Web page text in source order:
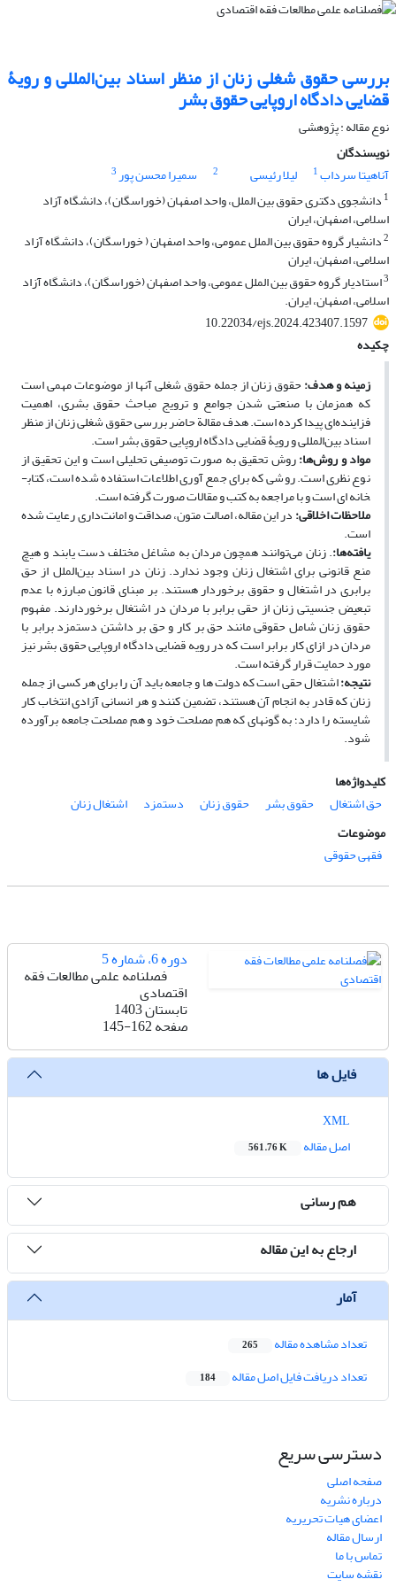
بررسی حقوق شغلی زنان از منظر اسناد بین‌المللی و رویۀ
قضایی دادگاه اروپایی حقوق بشر
نوع مقاله : پژوهشی
نویسندگان
آناهیتا سرداب1 لیلا رئیسی 2 سمیرا محسن پور3
1 دانشجوی دکتری حقوق بین الملل، واحد اصفهان (خوراسگان)، دانشگاه آزاد
اسلامی، اصفهان، ایران
2دانشیار گروه حقوق بین الملل عمومی، واحد اصفهان ( خوراسگان)، دانشگاه آزاد
اسلامی، اصفهان، ایران
3استادیار گروه حقوق بین الملل عمومی، واحد اصفهان (خوراسگان)، دانشگاه آزاد
اسلامی، اصفهان، ایران.
10.22034/ejs.2024.423407.1597
چکیده
زمینه و هدف:حقوق زنان از جمله حقوق شغلی آن­ها از موضوعات مهمی است
که همزمان با صنعتی شدن جوامع و ترویج مباحث حقوق بشری، اهمیت
فزاینده‌ای پیدا کرده است. هدف مقالة حاضر بررسی حقوق شغلی زنان از منظر
اسناد بین‌المللی و رویۀ قضایی دادگاه اروپایی حقوق بشر است.
مواد و روش‌ها:‌روش تحقیق به صورت توصیفی تحلیلی است و این تحقیق از
نوع نظری است. روشی که برای جمع ‏آوری اطلاعات استفاده شده است، کتاب­
خانه ‏ای است و با مراجعه به کتب و مقالات صورت گرفته است.
ملاحظات اخلاقی:در این مقاله، اصالت متون، صداقت و امانت‌داری رعایت شده
است.
یافته‌ها:. زنان می‌توانند هم­چون مردان به مشاغل مختلف دست یابند و هیچ
منع قانونی برای اشتغال زنان وجود ندارد. زنان در اسناد بین‌الملل از حق
برابری در اشتغال و حقوق برخوردار هستند. بر مبنای قانون مبارزه با عدم
تبعیض جنسیتی زنان از حقی برابر با مردان در اشتغال برخوردارند. مفهوم
حقوق زنان شامل حقوقی مانند حق بر کار و حق بر داشتن دستمزد برابر با
مردان در ازای کار برابر است که در رویه قضایی دادگاه اروپایی حقوق بشر نیز
مورد حمایت قرار گرفته است.
نتیجه:اشتغال حقی است که دولت ‏ها و جامعه باید آن را برای هر کسی از جمله
زنان که قادر به انجام آن هستند، تضمین کنند و هر انسانی آزادی انتخاب کار
شایسته را دارد؛ به ­گونه‏ای که هم مصلحت خود و هم مصلحت جامعه برآورده
شود.
کلیدواژه‌ها
حق اشتغال
حقوق بشر حقوق زنان دستمزد
اشتغال زنان
موضوعات
فقهی حقوقی
دوره 6، شماره 5
فصلنامه علمی مطالعات فقه
اقتصادی
تابستان 1403
صفحه145-162
فایل ها
اصل مقاله
561.76 K
هم رسانی
ارجاع به این مقاله
آمار
تعداد مشاهده مقاله 265
تعداد دریافت فایل اصل مقاله 184
دسترسی سریع
صفحه اصلی
درباره نشریه
اعضای هیات تحریریه
ارسال مقاله
تماس با ما
نقشه سایت